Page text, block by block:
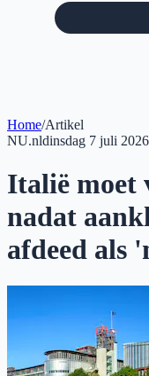
Home/Artikel
NU.nldinsdag 7 juli 2026
Italië moet
nadat
afdeed als